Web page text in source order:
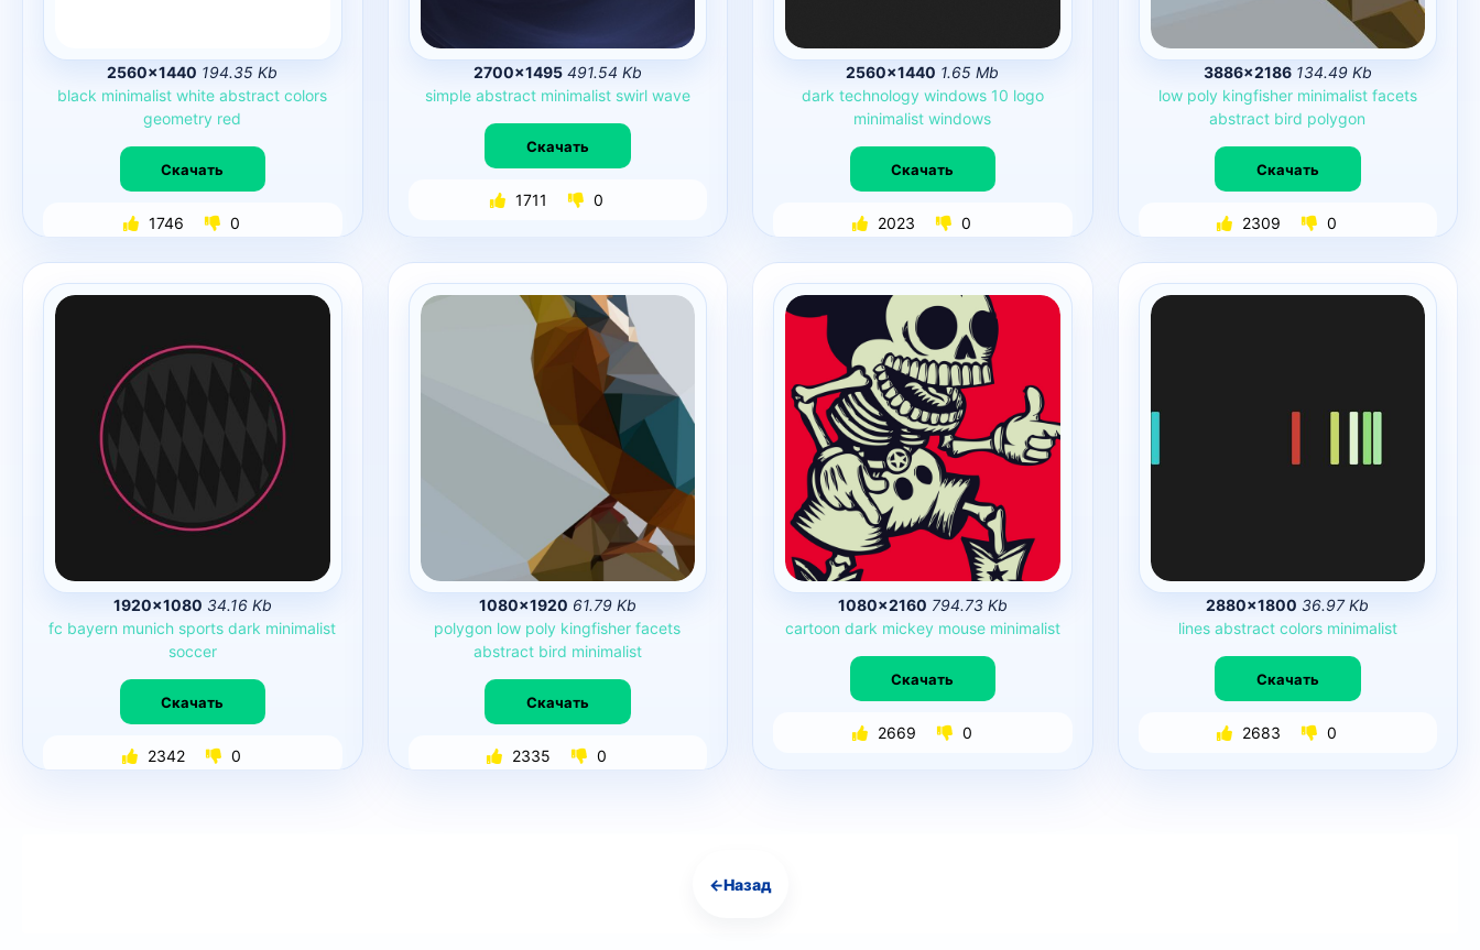
2560×1440 194.35 Kb
black minimalist white abstract colors
geometry red
Скачать
1746 0
2700×1495 491.54 Kb
simple abstract minimalist swirl wave
Скачать
1711 0
2560×1440 1.65 Mb
dark technology windows 10 logo
minimalist windows
Скачать
2023 0
3886×2186 134.49 Kb
low poly kingfisher minimalist facets
abstract bird polygon
Скачать
2309 0
1920×1080 34.16 Kb
fc bayern munich sports dark minimalist
soccer
Скачать
2342 0
1080×1920 61.79 Kb
polygon low poly kingfisher facets
abstract bird minimalist
Скачать
2335 0
1080×2160 794.73 Kb
cartoon dark mickey mouse minimalist
Скачать
2669 0
2880×1800 36.97 Kb
lines abstract colors minimalist
Скачать
2683 0
Навигация
←Назад